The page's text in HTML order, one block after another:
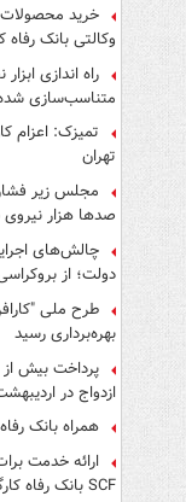
خرید
وکالتی بانک رفاه
راه اندازی
متناسب‌سازی
تمیزک: اعزام
تهران
مجلس زیر
صدها هزار
چالش‌های
دولت؛ از
واسطه‌گری
طرح ملی
بهره‌برداری رسید
ازدواج در
کارگران
همراه بانک
ارائه خدمت
SCF بانک رفاه کارگران